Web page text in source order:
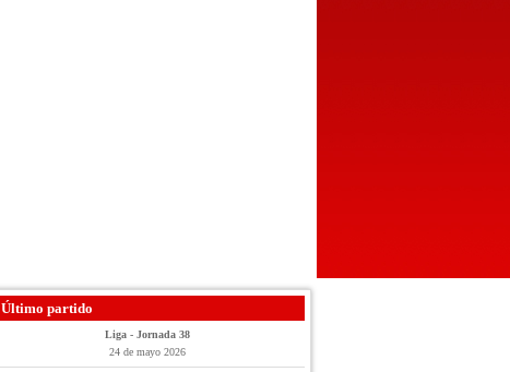
Último partido
Liga - Jornada 38
24 de mayo 2026